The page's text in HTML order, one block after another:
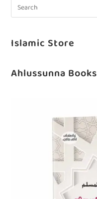
Islamic Store
Ahlussunna Books